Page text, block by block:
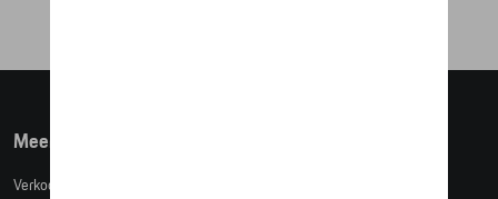
Meer info
Verkoopsvoorwaarden